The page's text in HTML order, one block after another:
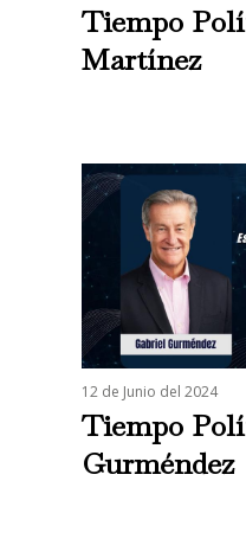
Tiempo
Martínez
12 de Junio del 2024
Tiempo
Gurméndez